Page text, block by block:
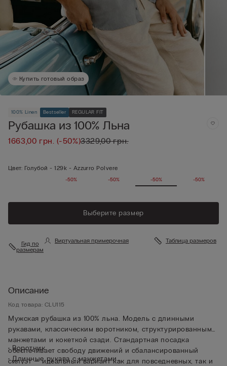
Купить готовый образ
100% Linen Bestseller REGULAR FIT
Рубашка из 100% Льна
1663,00 грн.(-50%)3329,00 грн.
Цвет: Голубой -129k - Azzurro Polvere
-50% -50% -50% -50%
Выберите размер
Гид по
размерам
Виртуальная примерочная Таблица размеров
Описание
Код товара: CLU115
Мужская рубашка из 100% льна. Модель с длинными
рукавами, классическим воротником, структурированными
манжетами и кокеткой сзади. Стандартная посадка
обеспечивает свободу движений и сбалансированный
силуэт — идеальный вариант как для повседневных, так и
• Воротник
• Длинные рукава с манжетами